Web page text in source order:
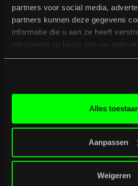
partners voor social media,
partners kunnen deze gegevens
informatie die u aan ze heeft
verzameld op basis van uw
Alles
Aanpassen
Weigeren
Bekijk volledig programma